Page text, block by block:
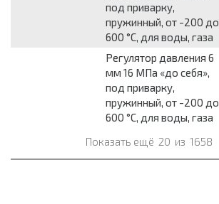
под приварку,
пружинный, от -200 до
600 °С, для воды, газа
Регулятор давления 6
мм 16 МПа «до себя»,
под приварку,
пружинный, от -200 до
600 °С, для воды, газа
Показать ещё 20 из 1658